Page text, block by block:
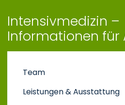
Intensivmedizin –
Informationen für
Team
Leistungen & Ausstattung